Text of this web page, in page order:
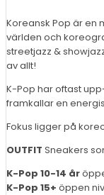
Koreansk Pop är en
världen och
streetjazz &
av allt!
K-Pop har oftast
framkallar en
Fokus ligger på
OUTFIT Sneakers
K-Pop 10-14 år
K-Pop 15+ öppen